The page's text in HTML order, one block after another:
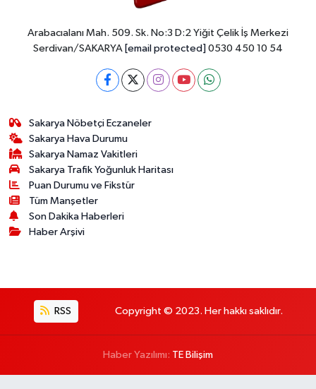
Arabacıalanı Mah. 509. Sk. No:3 D:2 Yiğit Çelik İş Merkezi
Serdivan/SAKARYA [email protected] 0530 450 10 54
Sakarya Nöbetçi Eczaneler
Sakarya Hava Durumu
Sakarya Namaz Vakitleri
Sakarya Trafik Yoğunluk Haritası
Puan Durumu ve Fikstür
Tüm Manşetler
Son Dakika Haberleri
Haber Arşivi
RSS Copyright © 2023. Her hakkı saklıdır.
Haber Yazılımı: TE Bilişim